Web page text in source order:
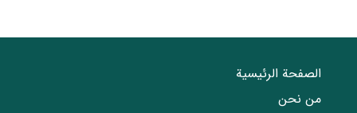
الصفحة الرئيسية
من نحن